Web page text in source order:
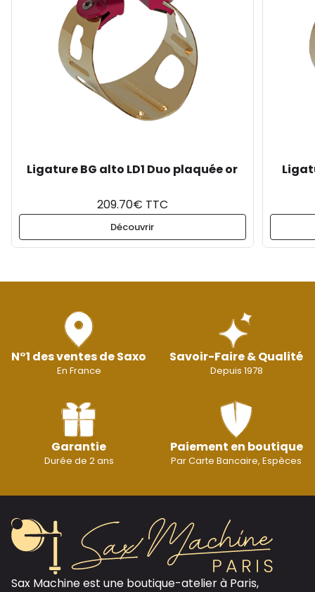
Ligature BG alto LD1 Duo plaquée or
209.70€ TTC
Découvrir
N°1 des ventes de Saxo
En France
Savoir-Faire & Qualité
Depuis 1978
Garantie
Durée de 2 ans
Paiement en boutique
Par Carte Bancaire, Espèces
Sax Machine est une boutique-atelier à Paris,